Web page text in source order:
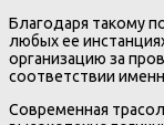
Благодаря такому
любых ее
организацию за
соответствии
Современная